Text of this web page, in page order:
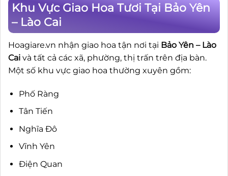
Khu Vực Giao Hoa Tươi Tại Bảo Yên
– Lào Cai
Hoagiare.vn nhận giao hoa tận nơi tại Bảo Yên – Lào
Cai và tất cả các xã, phường, thị trấn trên địa bàn.
Một số khu vực giao hoa thường xuyên gồm:
Phố Ràng
Tân Tiến
Nghĩa Đô
Vĩnh Yên
Điện Quan